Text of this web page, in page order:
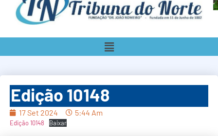
Edição 10148
17 Set 2024 5:44 Am
Edição 10148 Baixar